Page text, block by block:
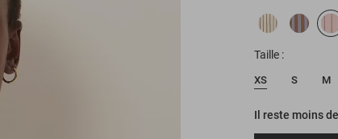
Taille
XS S M
Il reste moins